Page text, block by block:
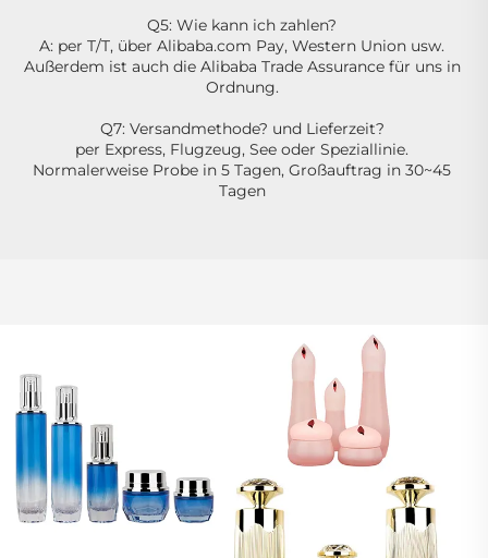
Q5: Wie kann ich zahlen?
A: per T/T, über Alibaba.com Pay, Western Union usw.
Außerdem ist auch die Alibaba Trade Assurance für uns in
Ordnung.
Q7: Versandmethode? und Lieferzeit?
per Express, Flugzeug, See oder Speziallinie.
Normalerweise Probe in 5 Tagen, Großauftrag in 30~45
Tagen